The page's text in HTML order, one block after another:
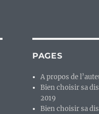
PAGES
A propos de
Bien choisir sa
2019
Bien choisir sa